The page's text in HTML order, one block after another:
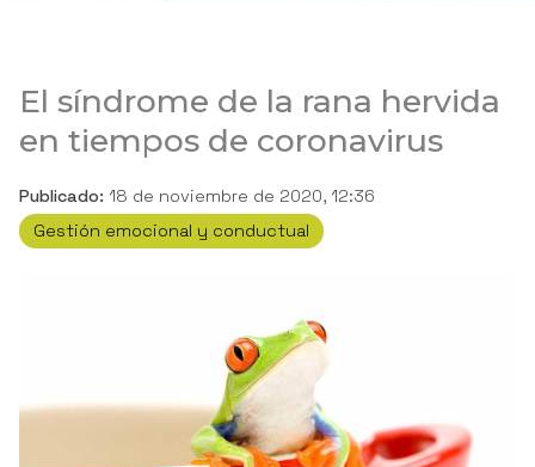
El síndrome de la rana hervida
en tiempos de coronavirus
Publicado: 18 de noviembre de 2020, 12:36
Gestión emocional y conductual